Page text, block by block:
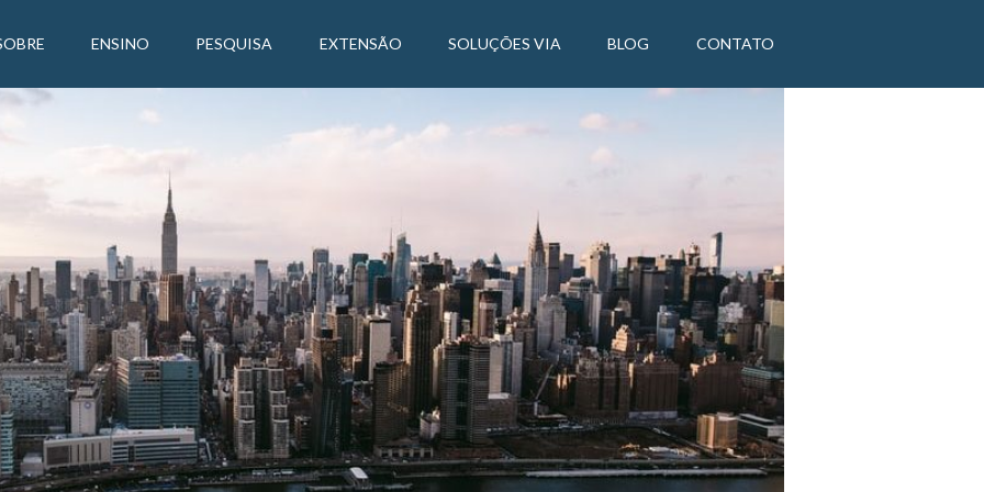
ENSINO PESQUISA EXTENSÃO SOLUÇÕES VIA BLOG CONTATO